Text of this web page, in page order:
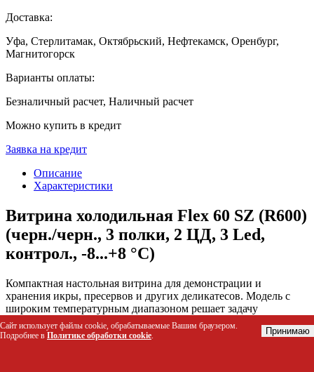
Доставка:
Уфа, Стерлитамак, Октябрьский, Нефтекамск, Оренбург,
Магнитогорск
Варианты оплаты:
Безналичный расчет, Наличный расчет
Можно купить в кредит
Заявка на кредит
Описание
Характеристики
Витрина холодильная Flex 60 SZ (R600)
(черн./черн., 3 полки, 2 ЦД, 3 Led,
контрол., -8...+8 °C)
Компактная настольная витрина для демонстрации и
хранения икры, пресервов и других деликатесов. Модель с
широким температурным диапазоном решает задачу
привлекательной выкладки скоропортящейся продукции,
сохраняя её свежесть и товарный вид.
Сайт использует файлы cookie, обрабатываемые Вашим браузером.
Подробнее в Политике обработки cookie. Принимаю